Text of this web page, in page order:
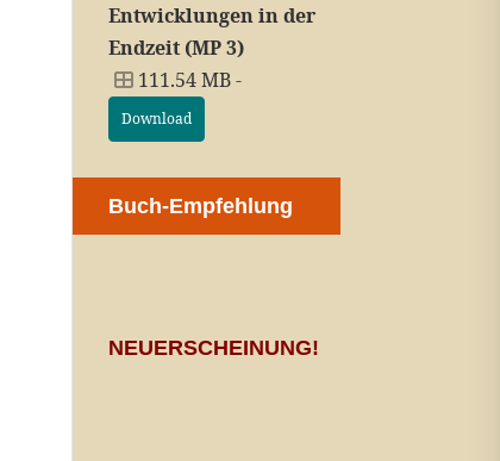
Entwicklungen in der
Endzeit (MP 3)
111.54 MB -
Download
Buch-Empfehlung
NEUERSCHEINUNG!